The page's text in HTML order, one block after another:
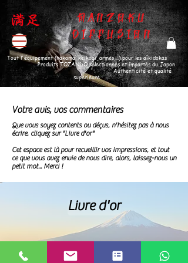
MANZOKU
DIFFUSION
Tout l'équipement (hakama, keikogi, armes,...) pour les aïkidokas
TOZANDO sélectionnés et importés du Japon
Authenticité et qualité
supérieure
Votre avis, vos commentaires
Que vous soyez contents ou déçus, n'hésitez pas à nous
écrire, cliquez sur "Livre d'or"
Cet espace est là pour recueillir vos impressions, et tout
ce que vous avez envie de nous dire, alors, laissez-nous un
petit mot... Merci !
Livre d'or